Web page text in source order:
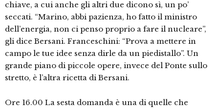
chiave, a cui anche gli altri due dicono sì, un po’
seccati. “Marino, abbi pazienza, ho fatto il ministro
dell’energia, non ci penso proprio a fare il nucleare”,
gli dice Bersani. Franceschini: “Prova a mettere in
campo le tue idee senza dirle da un piedistallo”. Un
grande piano di piccole opere, invece del Ponte sullo
stretto, è l’altra ricetta di Bersani.
Ore 16.00 La sesta domanda è una di quelle che